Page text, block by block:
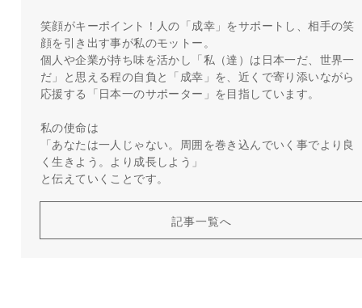
笑顔がキーポイント！人の「成幸」をサポートし、相手の笑
顔を引き出す事が私のモットー。
個人や企業が持ち味を活かし「私（達）は日本一だ、世界一
だ」と思える程の自負と「成幸」を、近くで寄り添いながら
応援する「日本一のサポーター」を目指しています。
私の使命は
「あなたは一人じゃない。周囲を巻き込んでいく事でより良
く生きよう。より成長しよう」
と伝えていくことです。
記事一覧へ